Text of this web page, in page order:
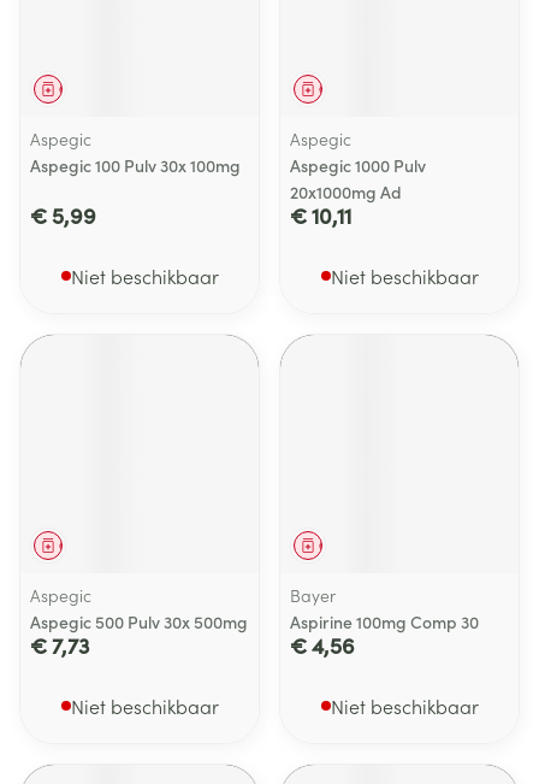
Geneesmiddel
Aspegic
Aspegic 100 Pulv 30x 100mg
€ 5,99
Niet beschikbaar
Geneesmiddel
Aspegic
Aspegic 1000 Pulv
20x1000mg Ad
€ 10,11
Niet beschikbaar
Geneesmiddel
Aspegic
Aspegic 500 Pulv 30x 500mg
€ 7,73
Niet beschikbaar
Geneesmiddel
Bayer
Aspirine 100mg Comp 30
€ 4,56
Niet beschikbaar